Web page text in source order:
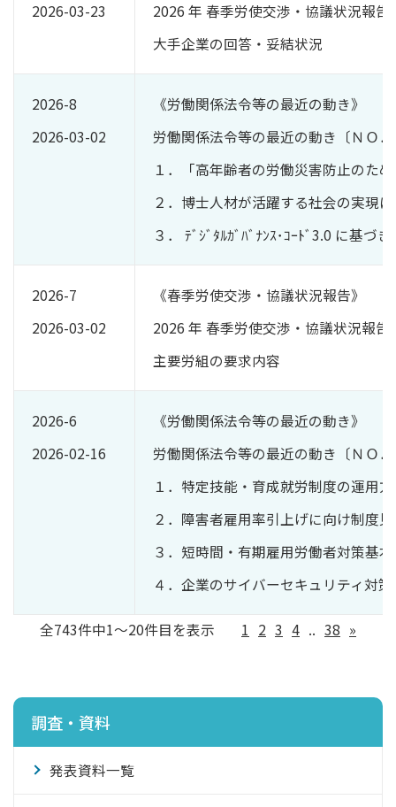
2026-03-23
2026 年 春季労使交渉・協議状況報告
大手企業の回答・妥結状況
2026-8
2026-03-02
《労働関係法令等の最近の動き》
労働関係法令等の最近の動き〔ＮＯ
１．「高年齢者の労働災害防止のた
２．博士人材が活躍する社会の実現
３． ﾃﾞｼﾞﾀﾙｶﾞﾊﾞﾅﾝｽ･ｺｰﾄﾞ3.0 に基づ
2026-7
2026-03-02
《春季労使交渉・協議状況報告》
2026 年 春季労使交渉・協議状況報告
主要労組の要求内容
2026-6
2026-02-16
《労働関係法令等の最近の動き》
労働関係法令等の最近の動き〔ＮＯ
１．特定技能・育成就労制度の運用
２．障害者雇用率引上げに向け制度
３．短時間・有期雇用労働者対策基
４．企業のサイバーセキュリティ対
全743件中1～20件目を表示 1 2 3 4 .. 38 »
調査・資料
発表資料一覧